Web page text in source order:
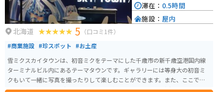
北海道 5 （口コミ1件）
#商業施設 #珍スポット #お土産
雪ミクスカイタウンは、初音ミクをテーマにした千歳市の新千歳空港国内線
ターミナルビル内にあるテーマタウンです。ギャラリーには等身大の初音ミ
クもいて一緒に写真を撮ったりして楽しむことができます。また、ここでし
か買えない初音ミクグッズも多数あり、初音ミクファンは垂涎もの、ファン
滞在： 0.5時間
施設： 屋内